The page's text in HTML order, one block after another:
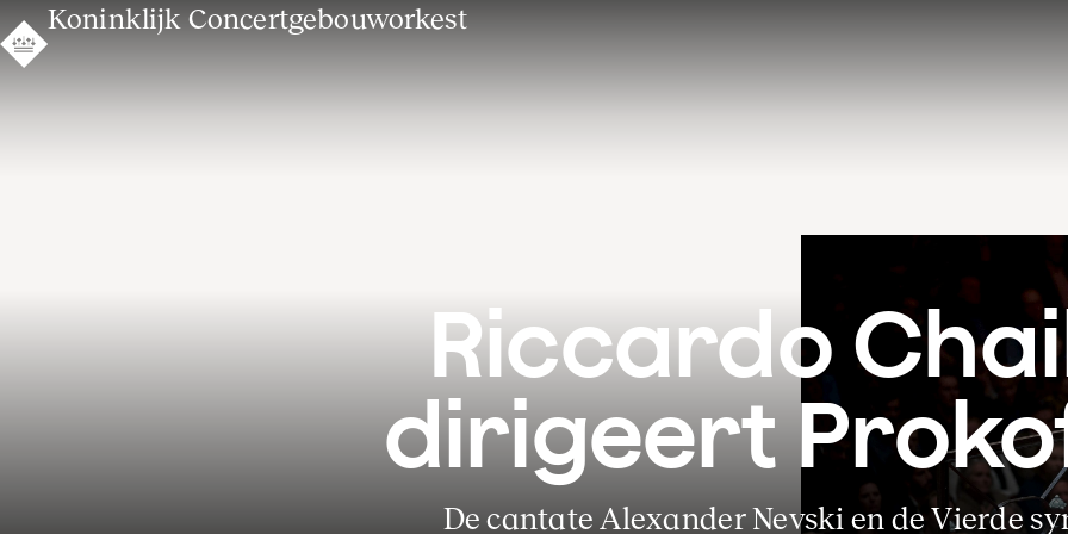
Koninklijk Concertgebouworkest
Riccardo
dirigeert
De cantate Alexander Nevski en de Vierde